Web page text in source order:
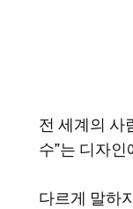
전 세계의 사
수”는 디자
다르게 말하